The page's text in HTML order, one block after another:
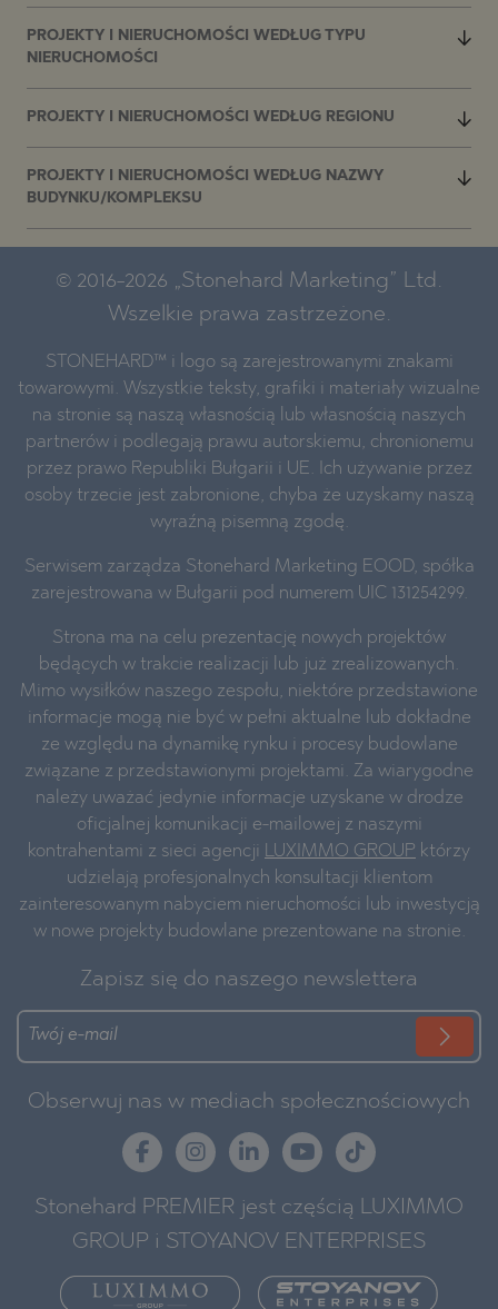
PROJEKTY I NIERUCHOMOŚCI WEDŁUG TYPU
NIERUCHOMOŚCI
PROJEKTY I NIERUCHOMOŚCI WEDŁUG REGIONU
PROJEKTY I NIERUCHOMOŚCI WEDŁUG NAZWY
BUDYNKU/KOMPLEKSU
© 2016-2026 „Stonehard Marketing” Ltd.
Wszelkie prawa zastrzeżone.
STONEHARD™ i logo są zarejestrowanymi znakami
towarowymi. Wszystkie teksty, grafiki i materiały wizualne
na stronie są naszą własnością lub własnością naszych
partnerów i podlegają prawu autorskiemu, chronionemu
przez prawo Republiki Bułgarii i UE. Ich używanie przez
osoby trzecie jest zabronione, chyba że uzyskamy naszą
wyraźną pisemną zgodę.
Serwisem zarządza Stonehard Marketing EOOD, spółka
zarejestrowana w Bułgarii pod numerem UIC 131254299.
Strona ma na celu prezentację nowych projektów
będących w trakcie realizacji lub już zrealizowanych.
Mimo wysiłków naszego zespołu, niektóre przedstawione
informacje mogą nie być w pełni aktualne lub dokładne
ze względu na dynamikę rynku i procesy budowlane
związane z przedstawionymi projektami. Za wiarygodne
należy uważać jedynie informacje uzyskane w drodze
oficjalnej komunikacji e-mailowej z naszymi
kontrahentami z sieci agencji LUXIMMO GROUP którzy
udzielają profesjonalnych konsultacji klientom
zainteresowanym nabyciem nieruchomości lub inwestycją
w nowe projekty budowlane prezentowane na stronie.
Zapisz się do naszego newslettera
Obserwuj nas w mediach społecznościowych
Stonehard PREMIER jest częścią LUXIMMO
GROUP i STOYANOV ENTERPRISES